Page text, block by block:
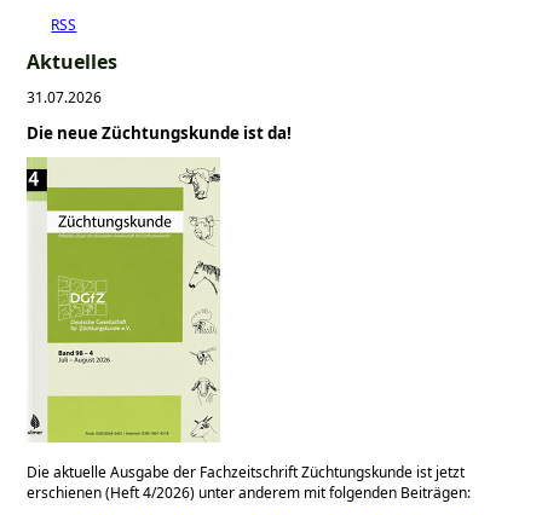
RSS
Aktuelles
31.07.2026
Die neue Züchtungskunde ist da!
Die aktuelle Ausgabe der Fachzeitschrift Züchtungskunde ist jetzt
erschienen (Heft 4/2026) unter anderem mit folgenden Beiträgen: